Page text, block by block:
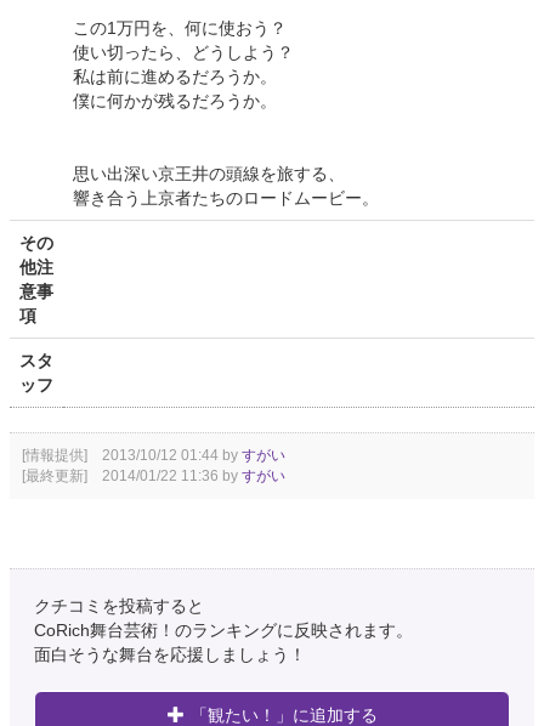
この1万円を、何に使おう？
使い切ったら、どうしよう？
私は前に進めるだろうか。
僕に何かが残るだろうか。
思い出深い京王井の頭線を旅する、
響き合う上京者たちのロードムービー。
その
他注
意事
項
スタ
ッフ
[情報提供] 2013/10/12 01:44 by すがい
[最終更新] 2014/01/22 11:36 by すがい
クチコミを投稿すると
CoRich舞台芸術！のランキングに反映されます。
面白そうな舞台を応援しましょう！
「観たい！」に追加する